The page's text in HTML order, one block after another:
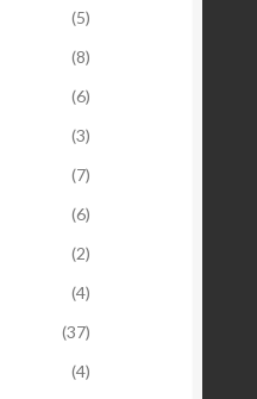
(5)
(8)
(6)
(3)
(7)
(6)
(2)
(4)
(37)
(4)